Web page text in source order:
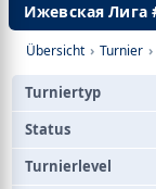
Ижевская Лига
Übersicht › Turnier ›
Turniertyp
Status
Turnierlevel